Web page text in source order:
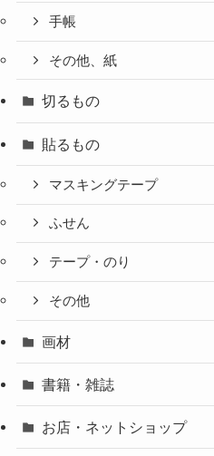
手帳
その他、紙
切るもの
貼るもの
マスキングテープ
ふせん
テープ・のり
その他
画材
書籍・雑誌
お店・ネットショップ